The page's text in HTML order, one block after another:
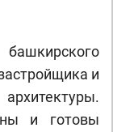
и
и готовы